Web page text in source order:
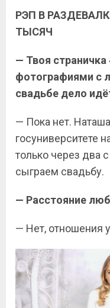
РЭП В
ТЫСЯЧ
— Твоя страничка
фотографиями с
свадьбе дело
— Пока нет.
госуниверситете
только через два
сыграем свадьбу.
— Расстояние
— Нет, отношения